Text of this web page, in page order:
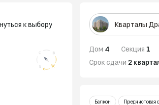
к выбору Кварталы
Дом 4 Секция 1
Срок сдачи 2
Балкон Предчистовая